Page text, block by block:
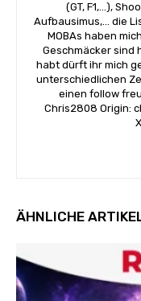
(GT, F1,...),
Aufbausimus,... die
MOBAs haben
Geschmäcker sind
habt dürft ihr mich
unterschiedlichen
einen follow
Chris2808 Origin:
ÄHNLICHE